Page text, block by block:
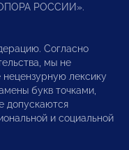
РОССИИ».
Согласно
мы не
лексику
букв точками,
допускаются
и социальной